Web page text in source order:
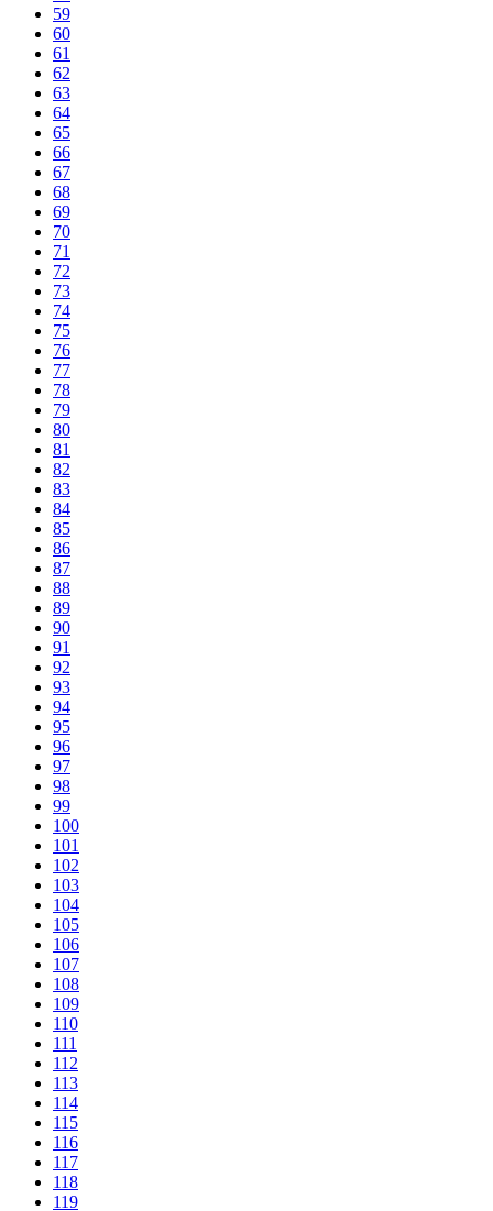
59
60
61
62
63
64
65
66
67
68
69
70
71
72
73
74
75
76
77
78
79
80
81
82
83
84
85
86
87
88
89
90
91
92
93
94
95
96
97
98
99
100
101
102
103
104
105
106
107
108
109
110
111
112
113
114
115
116
117
118
119